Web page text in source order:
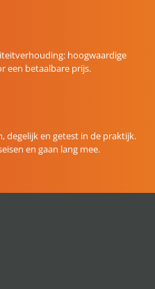
hoogwaardige
een betaalbare prijs.
degelijk en getest in de praktijk.
en gaan lang mee.